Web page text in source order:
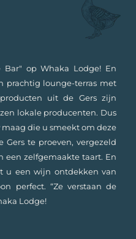
Bar" op Whaka Lodge! En
prachtig lounge-terras met
uit de Gers zijn
lokale producenten. Dus
die u smeekt om deze
te proeven, vergezeld
een zelfgemaakte taart. En
u een wijn ontdekken van
perfect. “Ze verstaan de
Lodge!